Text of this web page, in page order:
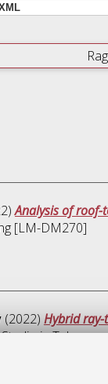
Analysis of roof-
[LM-DM270]
(2022) Hybrid
in